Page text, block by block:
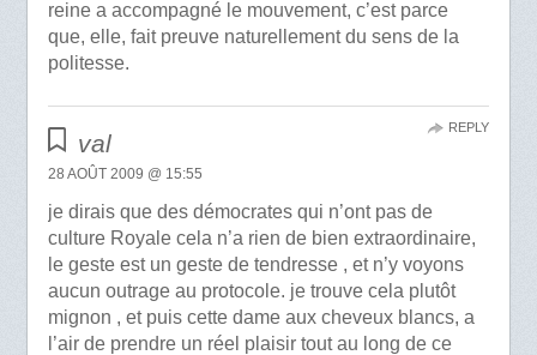
reine a accompagné le mouvement, c’est parce
que, elle, fait preuve naturellement du sens de la
politesse.
val
28 AOÛT 2009 @ 15:55
je dirais que des démocrates qui n’ont pas de
culture Royale cela n’a rien de bien extraordinaire,
le geste est un geste de tendresse , et n’y voyons
aucun outrage au protocole. je trouve cela plutôt
mignon , et puis cette dame aux cheveux blancs, a
l’air de prendre un réel plaisir tout au long de ce
REPLY